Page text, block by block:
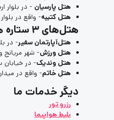
هتل پارسیان - در بلوار
هتل کتیبه- واقع در
هتل‌های 3 ستاره همدان
هتل‌آپارتمان سفیر- در
هتل ورزش- شهر مریانج
هتل وندیک- در خیابان
هتل خاتم- واقع در
دیگر خدمات ما
رزرو تور
بلیط هواپیما